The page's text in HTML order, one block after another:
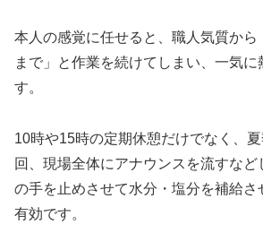
本人の感覚に任せると、職人気質から
まで」と作業を続けてしまい、一気に
す。
10時や15時の定期休憩だけでなく、
回、現場全体にアナウンスを流すなど
の手を止めさせて水分・塩分を補給さ
有効です。